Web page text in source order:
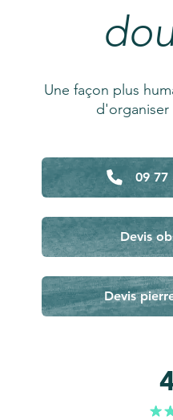
Une façon plus
d'organiser
09 77
Devis
Devis